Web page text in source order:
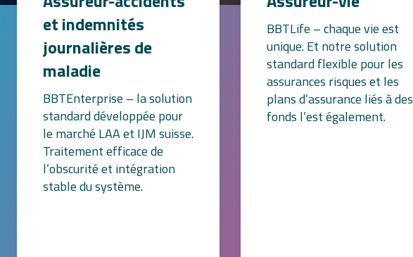
et indemnités
journalières de
maladie
BBTEnterprise – la solution
standard développée pour
le marché LAA et IJM suisse.
Traitement efficace de
l’obscurité et intégration
stable du système.
BBTLife – chaque vie est
unique. Et notre solution
standard flexible pour les
assurances risques et les
plans d’assurance liés à des
fonds l’est également.